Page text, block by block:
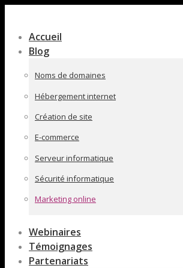
pleine
largeur
Accueil
Blog
Noms de domaines
Hébergement internet
Création de site
E-commerce
Serveur informatique
Sécurité informatique
Marketing online
Webinaires
Témoignages
Partenariats